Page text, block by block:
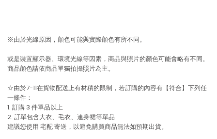
※由於光線原因，顏色可能與實際顏色有所不同。
或是裝置顯示器、環境光線等因素，商品與照片的顏色可能會略有不同。
商品顏色請依商品單獨拍攝照片為主。
☆由於7-11在貨物配送上有材積的限制，若訂購的內容有【符合】下列任
一條件：
1. 訂購 3 件單品以上
2. 訂單包含大衣、毛衣、連身裙等單品
建議您使用 宅配寄送，以避免購買商品無法如預期出貨。